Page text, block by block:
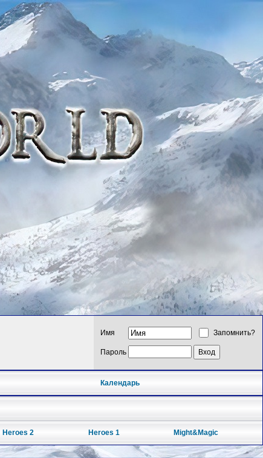
Имя Запомнить?
Пароль
Календарь
Heroes 2 Heroes 1 Might&Magic